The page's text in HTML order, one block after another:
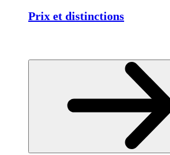
Prix et distinctions